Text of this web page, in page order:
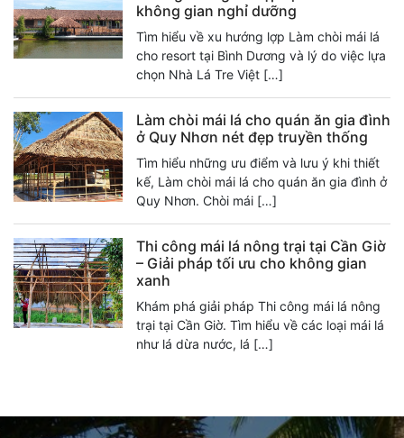
không gian nghỉ dưỡng
Tìm hiểu về xu hướng lợp Làm chòi mái lá
cho resort tại Bình Dương và lý do việc lựa
chọn Nhà Lá Tre Việt […]
Làm chòi mái lá cho quán ăn gia đình
ở Quy Nhơn nét đẹp truyền thống
Tìm hiểu những ưu điểm và lưu ý khi thiết
kế, Làm chòi mái lá cho quán ăn gia đình ở
Quy Nhơn. Chòi mái […]
Thi công mái lá nông trại tại Cần Giờ
– Giải pháp tối ưu cho không gian
xanh
Khám phá giải pháp Thi công mái lá nông
trại tại Cần Giờ. Tìm hiểu về các loại mái lá
như lá dừa nước, lá […]